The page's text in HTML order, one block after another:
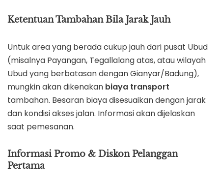
Ketentuan Tambahan Bila Jarak Jauh
Untuk area yang berada cukup jauh dari pusat Ubud
(misalnya Payangan, Tegallalang atas, atau wilayah
Ubud yang berbatasan dengan Gianyar/Badung),
mungkin akan dikenakan biaya transport
tambahan. Besaran biaya disesuaikan dengan jarak
dan kondisi akses jalan. Informasi akan dijelaskan
saat pemesanan.
Informasi Promo & Diskon Pelanggan
Pertama